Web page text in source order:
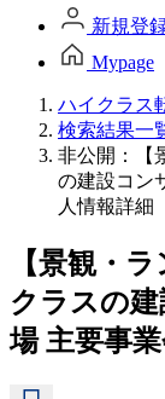
新規登
Mypage
ハイクラス
検索結果一
非公開：【
の建設コン
人情報詳細
【景観・
クラスの
場 主要事